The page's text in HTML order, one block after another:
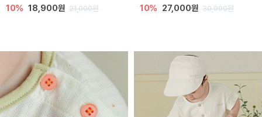
10% 18,900원 21,000원 10% 27,000원 30,000원